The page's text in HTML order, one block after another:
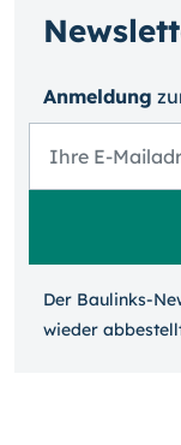
Anmeldung
Der Baulinks-
wieder